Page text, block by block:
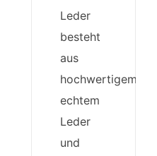
Leder
besteht
aus
hochwertigem,
echtem
Leder
und